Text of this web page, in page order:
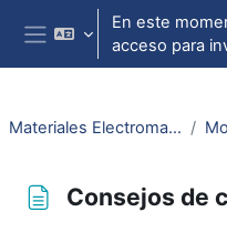
Salta al contenido principal
Panel lateral
En este
acceso para
Materiales Electromagnetismo
Consejos de